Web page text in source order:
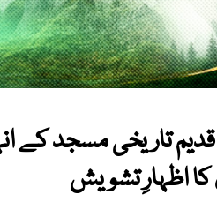
تاریخی مسجد کے
اظہارِ تشویش